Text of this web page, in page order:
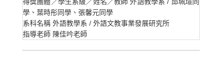
得獎團體／學生系級／姓名／教師 外語教學系 / 邱珮瑄同
學、葉時彤同學、張馨元同學
系科名稱 外語教學系 / 外語文教事業發展研究所
指導老師 陳佳吟老師